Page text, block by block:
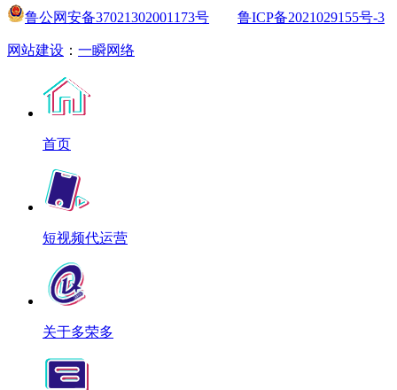
鲁公网安备37021302001173号 鲁ICP备2021029155号-3
网站建设 ： 一瞬网络
首页
短视频代运营
关于多荣多